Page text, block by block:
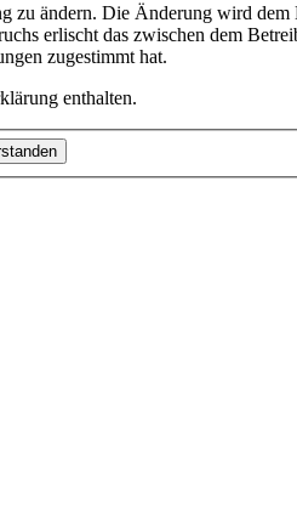
zu ändern. Die Änderung wird
erlischt das zwischen dem
zugestimmt hat.
enthalten.